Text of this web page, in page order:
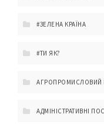
#ЗЕЛЕНА КРАЇНА
#ТИ ЯК?
АГРОПРОМИСЛОВИЙ
АДМІНІСТРАТИВНІ